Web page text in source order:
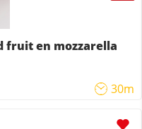
fruit en mozzarella
30m